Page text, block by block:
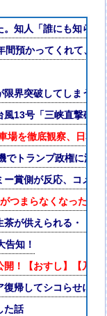
知人「誰にも知られ
間預かってくれて、
界突破してしまう
13号「三峡直撃確
場を徹底観察、日本攻
トランプ政権に泣
ー賞側が反応、コメ
つまらなくなった」
が供えられる・・・
告知！
！【おすし】【乃木
復帰してシコらせにく
た話